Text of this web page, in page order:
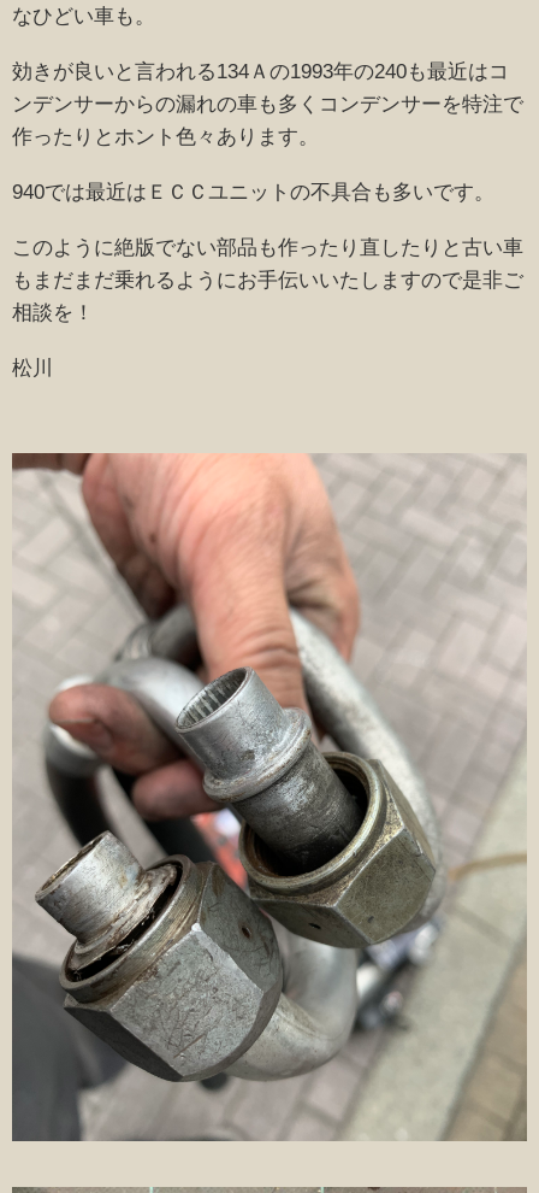
なひどい車も。
効きが良いと言われる134Ａの1993年の240も最近はコ
ンデンサーからの漏れの車も多くコンデンサーを特注で
作ったりとホント色々あります。
940では最近はＥＣＣユニットの不具合も多いです。
このように絶版でない部品も作ったり直したりと古い車
もまだまだ乗れるようにお手伝いいたしますので是非ご
相談を！
松川